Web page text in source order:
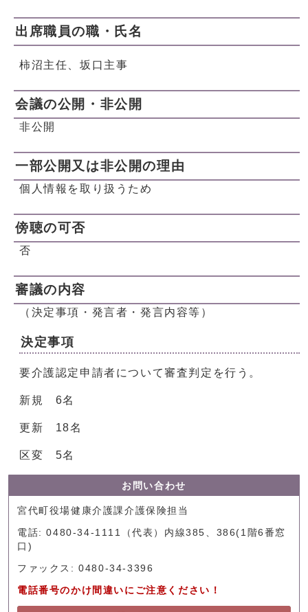
出席職員の職・氏名
柿沼主任、坂口主事
会議の公開・非公開
非公開
一部公開又は非公開の理由
個人情報を取り扱うため
傍聴の可否
否
審議の内容
（決定事項・発言者・発言内容等）
決定事項
要介護認定申請者について審査判定を行う。
新規 6名
更新 18名
区変 5名
お問い合わせ
宮代町役場健康介護課介護保険担当
電話: 0480-34-1111（代表）内線385、386(1階6番窓
口)
ファックス: 0480-34-3396
電話番号のかけ間違いにご注意ください！